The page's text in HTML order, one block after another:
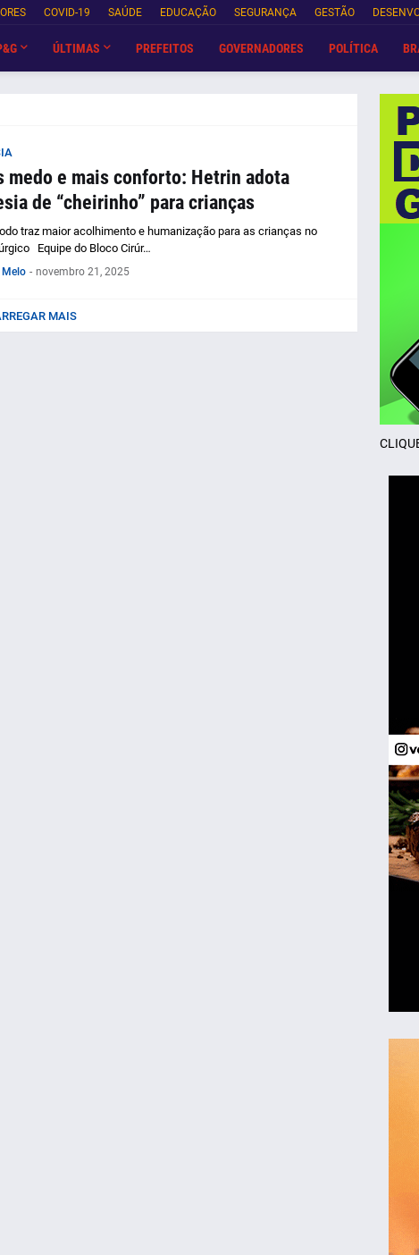
COVID-19 SAÚDE EDUCAÇÃO SEGURANÇA GESTÃO
ÚLTIMAS PREFEITOS GOVERNADORES POLÍTICA
medo e mais conforto: Hetrin adota
de “cheirinho” para crianças
traz maior acolhimento e humanização para as crianças no
Equipe do Bloco Cirúr…
Melo - novembro 21, 2025
MAIS